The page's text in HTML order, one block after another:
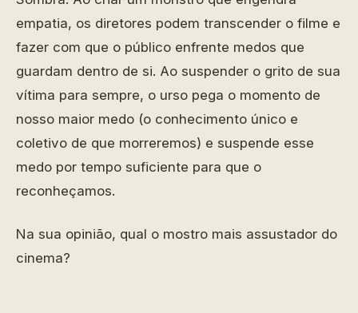
empatia, os diretores podem transcender o filme e
fazer com que o público enfrente medos que
guardam dentro de si. Ao suspender o grito de sua
vítima para sempre, o urso pega o momento de
nosso maior medo (o conhecimento único e
coletivo de que morreremos) e suspende esse
medo por tempo suficiente para que o
reconheçamos.
Na sua opinião, qual o mostro mais assustador do
cinema?